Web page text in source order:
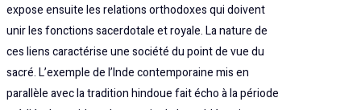
expose ensuite les relations orthodoxes qui doivent
unir les fonctions sacerdotale et royale. La nature de
ces liens caractérise une société du point de vue du
sacré. L’exemple de l’Inde contemporaine mis en
parallèle avec la tradition hindoue fait écho à la période